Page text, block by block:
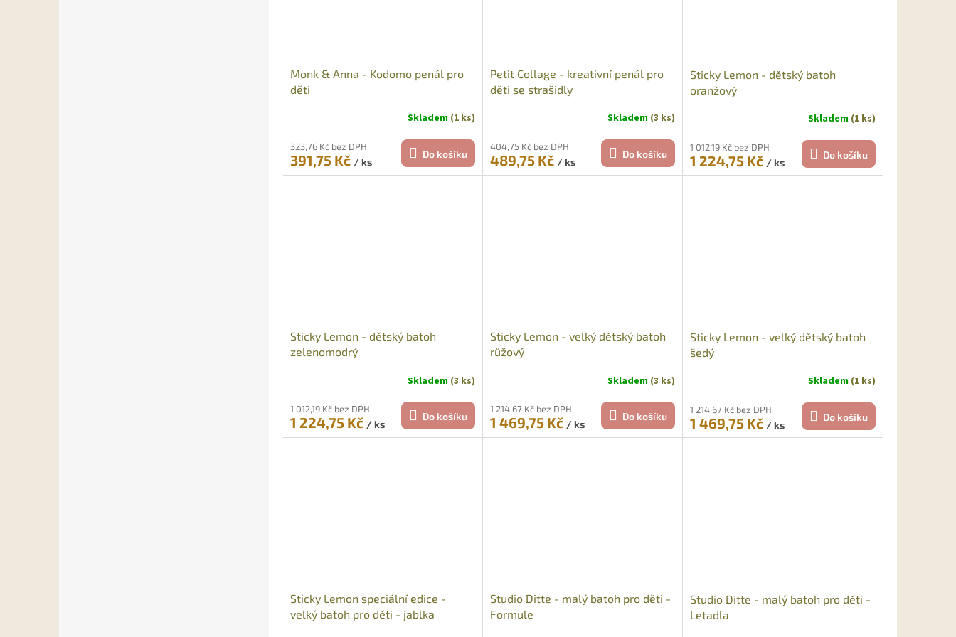
Monk & Anna - Kodomo penál pro
děti
Skladem (1 ks)
323,76 Kč bez DPH
391,75 Kč / ks
Do košíku
Petit Collage - kreativní penál pro
děti se strašidly
Skladem (3 ks)
404,75 Kč bez DPH
489,75 Kč / ks
Do košíku
Sticky Lemon - dětský batoh
oranžový
Skladem (1 ks)
1 012,19 Kč bez DPH
1 224,75 Kč / ks
Do košíku
Sticky Lemon - dětský batoh
zelenomodrý
Skladem (3 ks)
1 012,19 Kč bez DPH
1 224,75 Kč / ks
Do košíku
Sticky Lemon - velký dětský batoh
růžový
Skladem (3 ks)
1 214,67 Kč bez DPH
1 469,75 Kč / ks
Do košíku
Sticky Lemon - velký dětský batoh
šedý
Skladem (1 ks)
1 214,67 Kč bez DPH
1 469,75 Kč / ks
Do košíku
Sticky Lemon speciální edice -
velký batoh pro děti - jablka
Studio Ditte - malý batoh pro děti -
Formule
Studio Ditte - malý batoh pro děti -
Letadla